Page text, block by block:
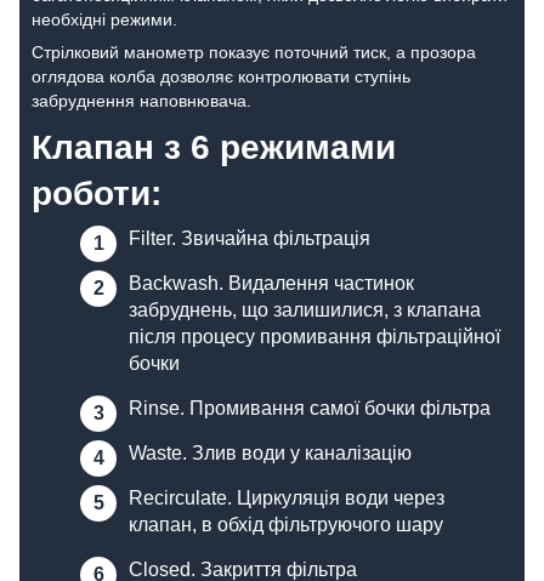
необхідні режими.
Стрілковий манометр показує поточний тиск, а прозора
оглядова колба дозволяє контролювати ступінь
забруднення наповнювача.
Клапан з 6 режимами
роботи:
Filter. Звичайна фільтрація
Backwash. Видалення частинок
забруднень, що залишилися, з клапана
після процесу промивання фільтраційної
бочки
Rinse. Промивання самої бочки фільтра
Waste. Злив води у каналізацію
Recirculate. Циркуляція води через
клапан, в обхід фільтруючого шару
Closed. Закриття фільтра